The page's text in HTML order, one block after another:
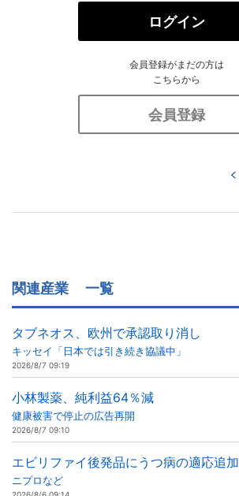
ログイン
会員登録がまだの方は
こちらから
会員登録
関連産業 一覧
タブネオス、欧州で承認取り消し
キッセイ「日本では引き続き協議中」
2026/8/7 09:19
小林製薬、純利益64％減
健康被害で停止の広告再開
2026/8/7 09:10
エビリファイ後発品にうつ病の適応追加
ニプロなど